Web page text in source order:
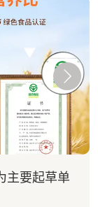
主要起草单